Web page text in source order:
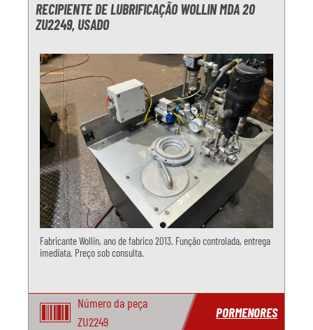
RECIPIENTE DE LUBRIFICAÇÃO WOLLIN MDA 20
ZU2249, USADO
Fabricante Wollin, ano de fabrico 2013. Função controlada, entrega
imediata. Preço sob consulta.
Número da peça
ZU2249
PORMENORES